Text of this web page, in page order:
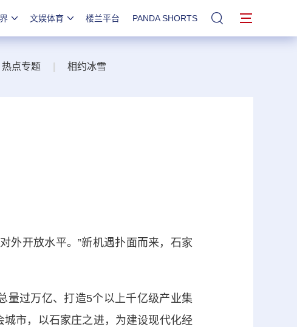
文娱体育 楼兰平台 PANDA SHORTS 站内搜索
热点专题 相约冰雪
开放水平。”新机遇扑面而来，石家
过万亿、打造5个以上千亿级产业集
市，以石家庄之进，为建设现代化经